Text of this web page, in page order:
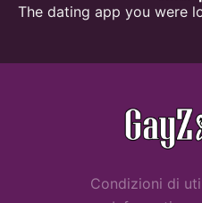
The dating app you were
Condizioni di